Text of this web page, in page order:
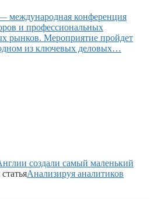
международная конференция
и профессиональных
рынков. Мероприятие пройдет
из ключевых деловых…
создали самый маленький
Анализируя аналитиков